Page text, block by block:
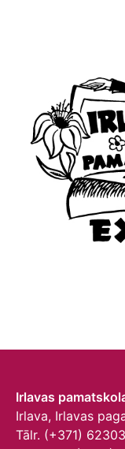
Irlavas
Irlava, Irlavas
Tālr. (+371)